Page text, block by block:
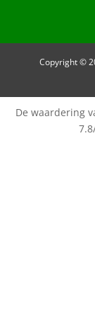
Copyright ©
De waardering